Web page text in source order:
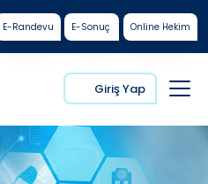
E-Randevu E-Sonuç Online Hekim
Giriş Yap